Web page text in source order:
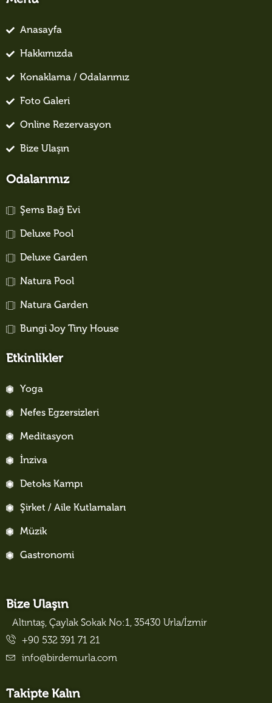
Anasayfa
Hakkımızda
Konaklama / Odalarımız
Foto Galeri
Online Rezervasyon
Bize Ulaşın
Odalarımız
Şems Bağ Evi
Deluxe Pool
Deluxe Garden
Natura Pool
Natura Garden
Bungi Joy Tiny House
Etkinlikler
Yoga
Nefes Egzersizleri
Meditasyon
İnziva
Detoks Kampı
Şirket / Aile Kutlamaları
Müzik
Gastronomi
Bize Ulaşın
Altıntaş, Çaylak Sokak No:1, 35430 Urla/İzmir
+90 532 391 71 21
info@birdemurla.com
Takipte Kalın